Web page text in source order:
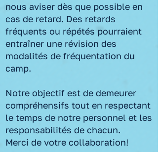
nous aviser dès que possible en
cas de retard. Des retards
fréquents ou répétés pourraient
entraîner une révision des
modalités de fréquentation du
camp.
Notre objectif est de demeurer
compréhensifs tout en respectant
le temps de notre personnel et les
responsabilités de chacun.
Merci de votre collaboration!